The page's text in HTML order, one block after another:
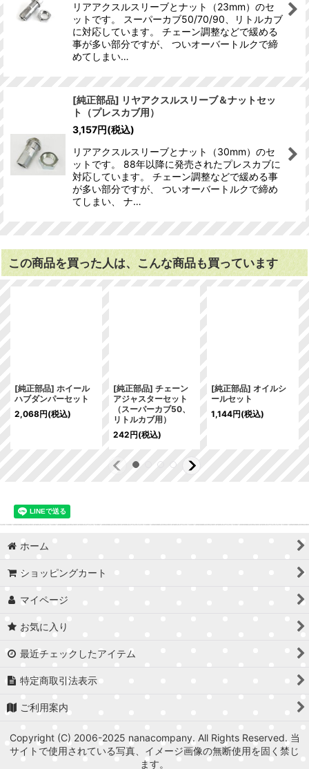
リアアクスルスリーブとナット（23mm）のセ
ットです。 スーパーカブ50/70/90、リトルカブ
に対応しています。 チェーン調整などで緩める
事が多い部分ですが、 ついオーバートルクで締
めてしまい…
[純正部品] リヤアクスルスリーブ＆ナットセッ
ト（プレスカブ用）
3,157円(税込)
リアアクスルスリーブとナット（30mm）のセ
ットです。 88年以降に発売されたプレスカブに
対応しています。 チェーン調整などで緩める事
が多い部分ですが、 ついオーバートルクで締め
てしまい、 ナ…
この商品を買った人は、こんな商品も買っています
[純正部品] ホイール
ハブダンパーセット
2,068円(税込)
[純正部品] チェーン
アジャスターセット
（スーパーカブ50、
リトルカブ用）
242円(税込)
[純正部品] オイルシ
ールセット
1,144円(税込)
ホーム
ショッピングカート
マイページ
お気に入り
最近チェックしたアイテム
特定商取引法表示
ご利用案内
Copyright (C) 2006-2025 nanacompany. All Rights Reserved. 当
サイトで使用されている写真、イメージ画像の無断使用を固く禁じ
ます。